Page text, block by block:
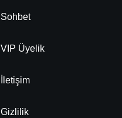
Sohbet
VIP Üyelik
İletişim
Gizlilik